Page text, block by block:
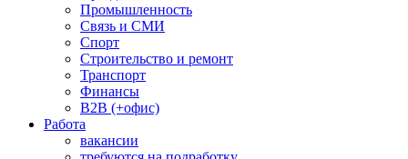
Промышленность
Связь и СМИ
Спорт
Строительство и ремонт
Транспорт
Финансы
B2B (+офис)
Работа
вакансии